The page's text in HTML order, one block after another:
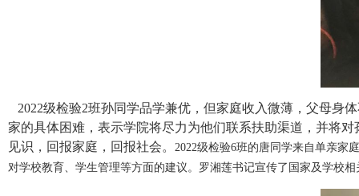
2022级检验2班孙同学品学兼优，但家庭收入微薄，父母身
家的具体困难，表示学院将尽力为他们联系扶助渠道，并将
见识，回报家庭，回报社会。 2022级检验6班的唐同学来自单亲家
对学校教育、学生管理等方面的建议。罗湘莲书记宣传了国家及学校